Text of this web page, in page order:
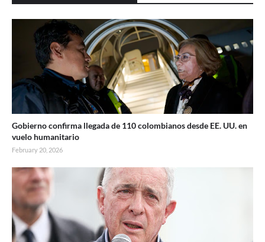
Gobierno confirma llegada de 110 colombianos desde EE. UU. en
vuelo humanitario
February 20, 2026